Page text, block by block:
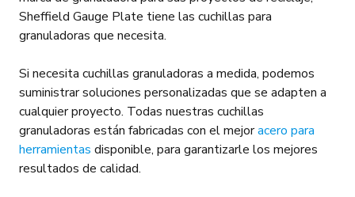
Sheffield Gauge Plate tiene las cuchillas para
granuladoras que necesita.
Si necesita cuchillas granuladoras a medida, podemos
suministrar soluciones personalizadas que se adapten a
cualquier proyecto. Todas nuestras cuchillas
granuladoras están fabricadas con el mejoracero para
herramientas disponible, para garantizarle los mejores
resultados de calidad.